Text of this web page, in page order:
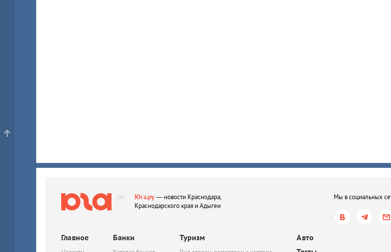
18+ Юга.ру— новости Краснодара,
Краснодарского края и Адыгеи
Мы в социальных
Главное Банки Туризм
Авто